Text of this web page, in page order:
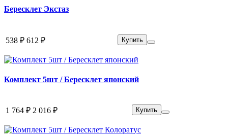
Бересклет Экстаз
538 ₽ 612 ₽ Купить
Комплект 5шт / Бересклет японский
1 764 ₽ 2 016 ₽ Купить